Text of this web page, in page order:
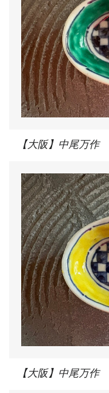
【大阪】中尾万
【大阪】中尾万